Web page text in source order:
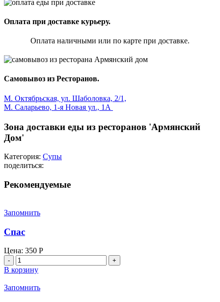
Оплата при доставке курьеру.
Оплата наличными или по карте при доставке.
Самовывоз из Ресторанов.
М. Октябрьская, ул. Шаболовка, 2/1,
М. Саларьево, 1-я Новая ул., 1А
Зона доставки еды из ресторанов 'Армянский
Дом'
Категория: Супы
поделиться:
Рекомендуемые
Запомнить
Спас
Цена: 350 Р
Количество
товара
Спас
В корзину
Запомнить